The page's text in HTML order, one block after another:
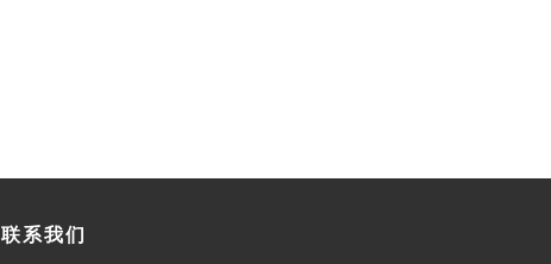
联系我们